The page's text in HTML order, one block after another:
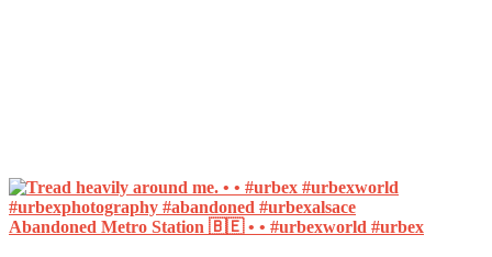
Abandoned Metro Station 🇧🇪 • • #urbexworld #urbex